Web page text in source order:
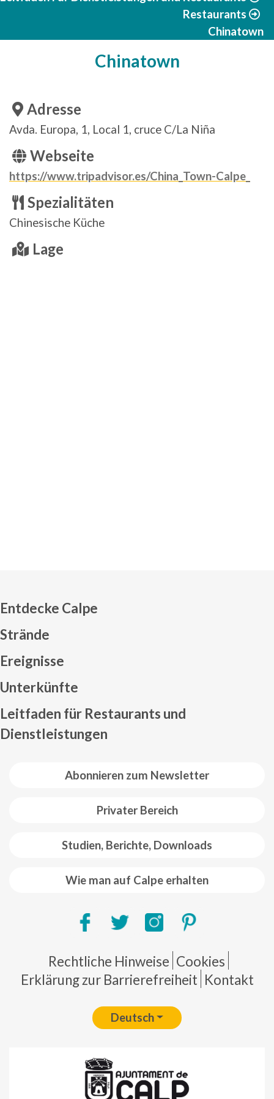
Restaurants
Chinatown
Chinatown
Adresse
Avda. Europa, 1, Local 1, cruce C/La Niña
Webseite
https://www.tripadvisor.es/China_Town-Calpe_
Spezialitäten
Chinesische Küche
Lage
Abonnieren zum Newsletter
Privater Bereich
Studien, Berichte, Downloads
Wie man auf Calpe erhalten
Entdecke Calpe
Strände
Ereignisse
Unterkünfte
Leitfaden für Restaurants und
Dienstleistungen
Pie de página
Rechtliche Hinweise Cookies
Erklärung zur Barrierefreiheit Kontakt
Deutsch